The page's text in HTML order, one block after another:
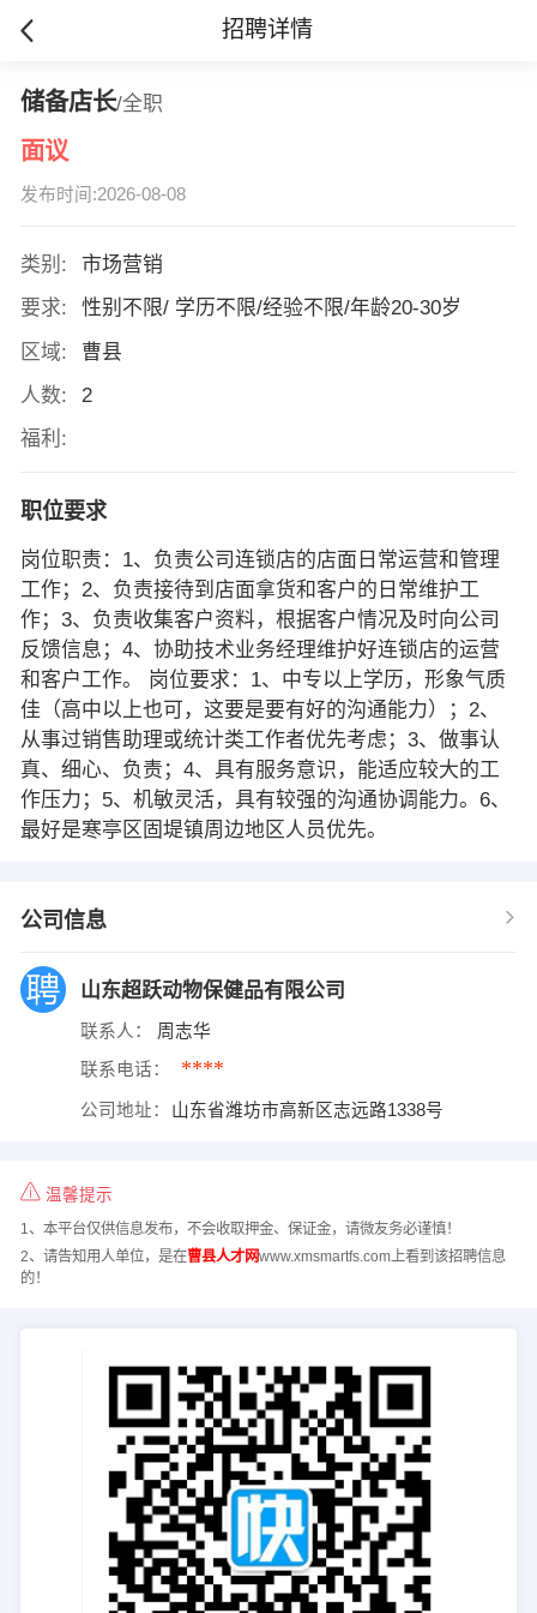
招聘详情
储备店长/全职
面议
发布时间:2026-08-08
类别:
市场营销
要求:
性别不限/ 学历不限/经验不限/年龄20-30岁
区域:
曹县
人数:
2
福利:
职位要求
岗位职责：1、负责公司连锁店的店面日常运营和管理
工作；2、负责接待到店面拿货和客户的日常维护工
作；3、负责收集客户资料，根据客户情况及时向公司
反馈信息；4、协助技术业务经理维护好连锁店的运营
和客户工作。 岗位要求：1、中专以上学历，形象气质
佳（高中以上也可，这要是要有好的沟通能力）；2、
从事过销售助理或统计类工作者优先考虑；3、做事认
真、细心、负责；4、具有服务意识，能适应较大的工
作压力；5、机敏灵活，具有较强的沟通协调能力。6、
最好是寒亭区固堤镇周边地区人员优先。
公司信息
山东超跃动物保健品有限公司
联系人： 周志华
联系电话： ****
公司地址： 山东省潍坊市高新区志远路1338号
温馨提示
1、本平台仅供信息发布，不会收取押金、保证金，请微友务必谨慎！
2、请告知用人单位，是在曹县人才网www.xmsmartfs.com上看到该招聘信息
的！